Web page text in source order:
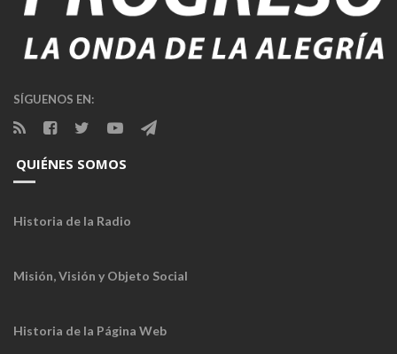
SÍGUENOS EN:
QUIÉNES SOMOS
Historia de la Radio
Misión, Visión y Objeto Social
Historia de la Página Web